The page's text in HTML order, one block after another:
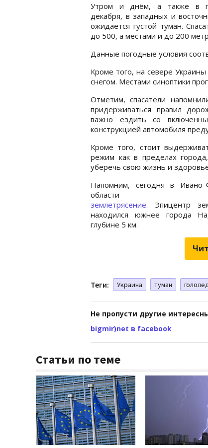
Утром и днём, а также в
декабря, в западных и
ожидается густой туман.
до 500, а местами и до 200
Данные погодные условия
Кроме того, на севере
снегом. Местами синоптики
Отметим, спасатели
придерживаться правил
важно ездить со
конструкцией автомобиля
Кроме того, стоит
режим как в пределах
уберечь свою жизнь и
Напомним, сегодня в Ивано-
области
землетрясение. Эпицентр
находился южнее города
глубине 5 км.
Теги: Украина туман
Не пропусти другие
bigmir)net в facebook
Статьи по теме